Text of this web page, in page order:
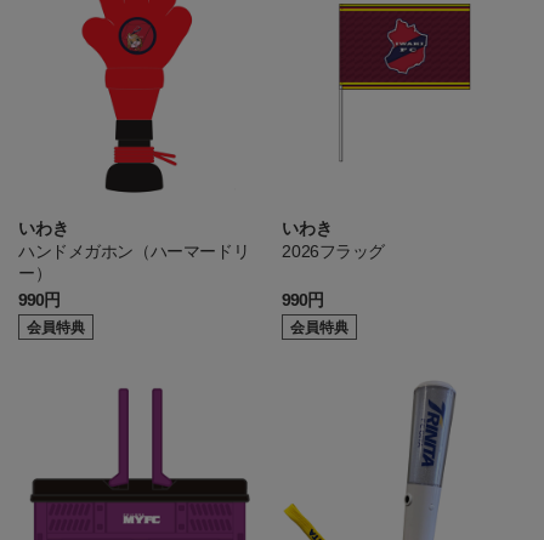
いわき
ハンドメガホン（ハーマードリ
ー）
990円
会員特典
いわき
2026フラッグ
990円
会員特典